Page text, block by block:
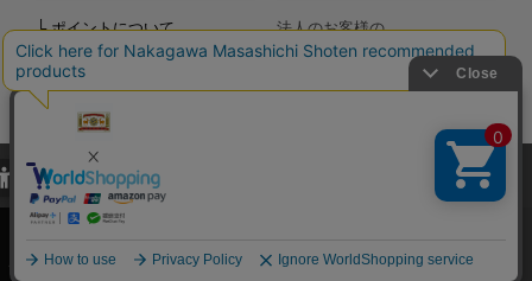
└ ポイントについて
お問い合わせ
法人のお客様の
お問い合わせ
Copyright©2000-2026
Nakagawa Masashichi Shoten All Rights Reserved.
当サイトでは、当サイト内における閲覧履歴・属性情報などの取得およ
び利便性向上のためにクッキー（Cookie）を使用いたします。詳細に
関しては「プライバシーポリシー
承諾する